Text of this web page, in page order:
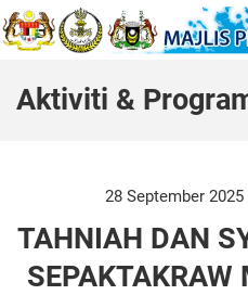
Aktiviti &
28 September 2025
TAHNIAH DAN
SEPAKTAKRAW